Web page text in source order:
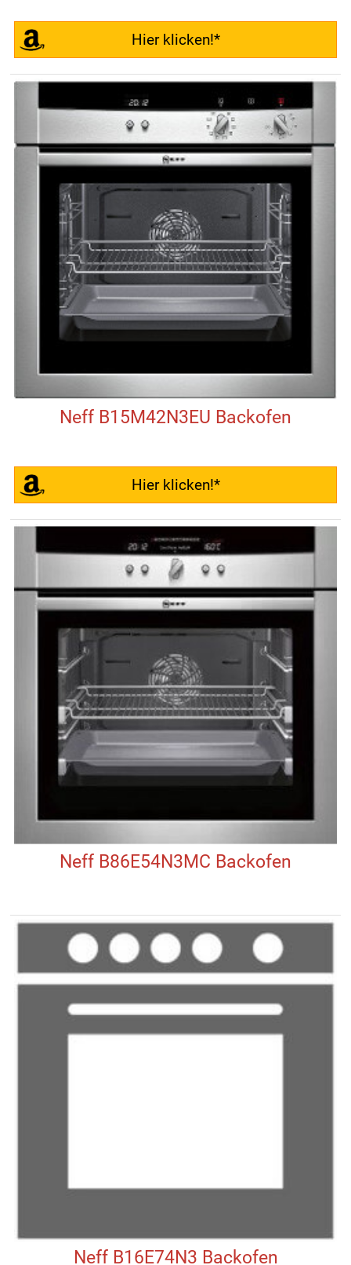
Hier klicken!*
Neff B15M42N3EU Backofen
Hier klicken!*
Neff B86E54N3MC Backofen
Neff B16E74N3 Backofen